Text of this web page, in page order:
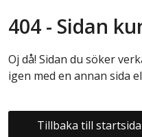
404 - Sidan
Oj då! Sidan du söker
igen med en annan sida
Tillbaka till